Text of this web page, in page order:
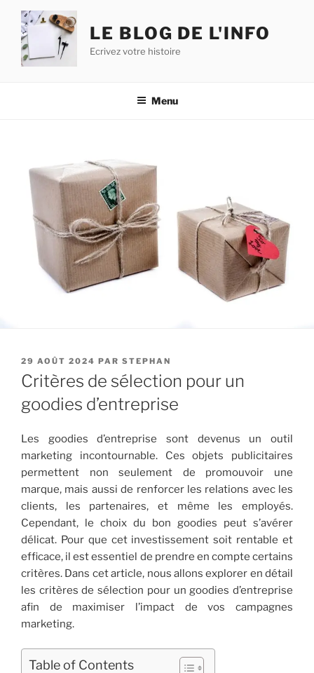
Aller
contenu
principal
LE BLOG DE L'INFO
Ecrivez votre histoire
Menu
PUBLIÉ
LE
29 AOÛT 2024 PAR STEPHAN
Critères de sélection pour un
goodies d’entreprise
Les goodies d’entreprise sont devenus un outil
marketing incontournable. Ces objets publicitaires
permettent non seulement de promouvoir une
marque, mais aussi de renforcer les relations avec les
clients, les partenaires, et même les employés.
Cependant, le choix du bon goodies peut s’avérer
délicat. Pour que cet investissement soit rentable et
efficace, il est essentiel de prendre en compte certains
critères. Dans cet article, nous allons explorer en détail
les critères de sélection pour un goodies d’entreprise
afin de maximiser l’impact de vos campagnes
marketing.
Table of Contents